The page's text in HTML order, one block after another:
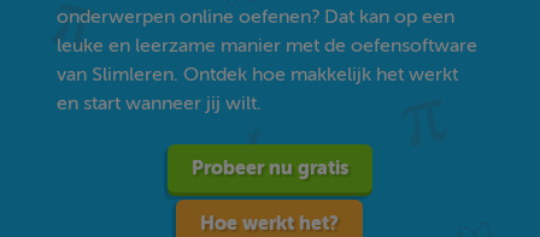
onderwerpen online oefenen? Dat kan op een
leuke en leerzame manier met de oefensoftware
van Slimleren. Ontdek hoe makkelijk het werkt
en start wanneer jij wilt.
Probeer nu gratis
Hoe werkt het?